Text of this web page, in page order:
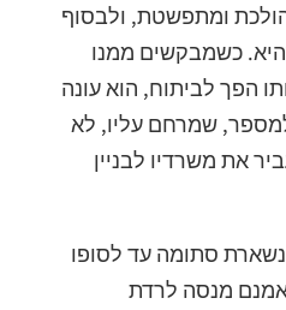
ומתפשטת, ולבסוף
כשמבקשים ממנו
הפך לביתוח, הוא עונה
שמרחם עליו, לא
את משרדיו לבניין
סתומה עד לסופו
אמנם מנסה לרדת